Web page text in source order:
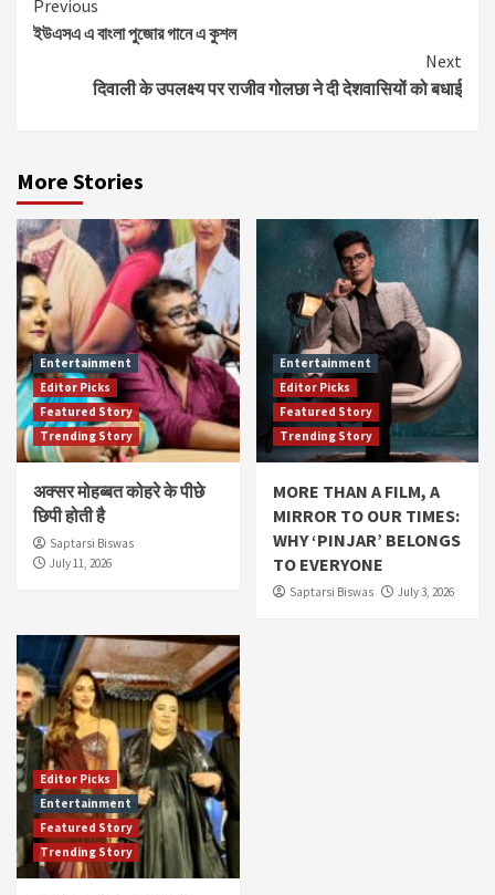
Continue
Reading
Previous
ইউএসএ এ বাংলা পুজোর গানে এ কুশল
Next
दिवाली के उपलक्ष्य पर राजीव गोलछा ने दी देशवासियों को बधाई
More Stories
Entertainment
Editor Picks
Featured Story
Trending Story
अक्सर मोहब्बत कोहरे के पीछे
छिपी होती है
Saptarsi Biswas
July 11, 2026
Entertainment
Editor Picks
Featured Story
Trending Story
MORE THAN A FILM, A
MIRROR TO OUR TIMES:
WHY ‘PINJAR’ BELONGS
TO EVERYONE
Saptarsi Biswas July 3, 2026
Editor Picks
Entertainment
Featured Story
Trending Story